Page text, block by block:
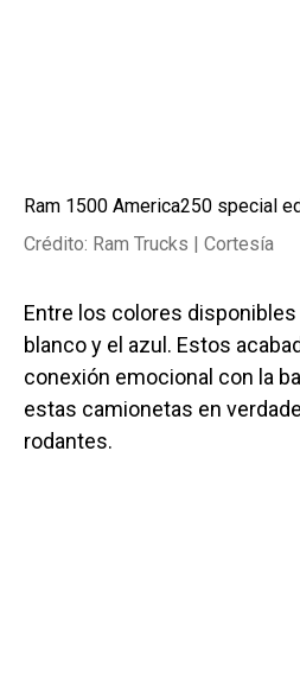
Ram 1500 America250 special
Crédito: Ram Trucks | Cortesía
Entre los colores
blanco y el azul. Estos
conexión emocional con la
estas camionetas en
rodantes.